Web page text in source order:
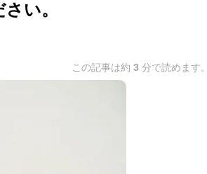
い。
この記事は約 3 分で読めます。